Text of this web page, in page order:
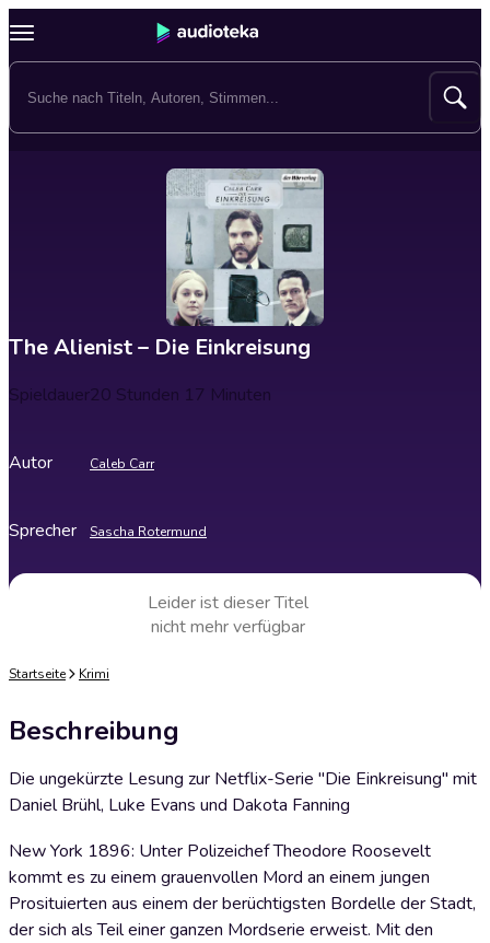
The Alienist – Die Einkreisung
Spieldauer20 Stunden 17 Minuten
Autor Caleb Carr
Sprecher Sascha Rotermund
Leider ist dieser Titel
nicht mehr verfügbar
Startseite Krimi
Beschreibung
Die ungekürzte Lesung zur Netflix-Serie "Die Einkreisung" mit
Daniel Brühl, Luke Evans und Dakota Fanning
New York 1896: Unter Polizeichef Theodore Roosevelt
kommt es zu einem grauenvollen Mord an einem jungen
Prosituierten aus einem der berüchtigsten Bordelle der Stadt,
der sich als Teil einer ganzen Mordserie erweist. Mit den